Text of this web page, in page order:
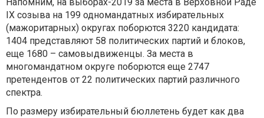
IX созыва на 199 одномандатных избирательных
(мажоритарных) округах поборются 3220 кандидата:
1404 представляют 58 политических партий и блоков,
еще 1680 – самовыдвиженцы. За места в
многомандатном округе поборются еще 2747
претендентов от 22 политических партий различного
спектра.
По размеру избирательный бюллетень будет как два